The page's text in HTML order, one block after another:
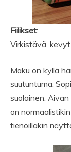
Fiilikset:
Virkistävä,
Maku on kyllä
suutuntuma.
suolainen.
on
tienoillakin